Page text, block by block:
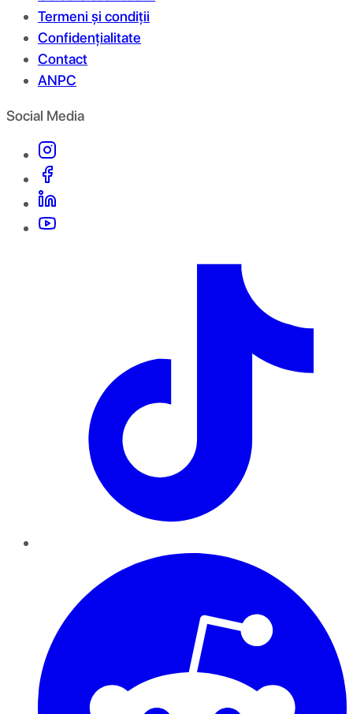
Termeni și condiții
Confidențialitate
Contact
ANPC
Social Media